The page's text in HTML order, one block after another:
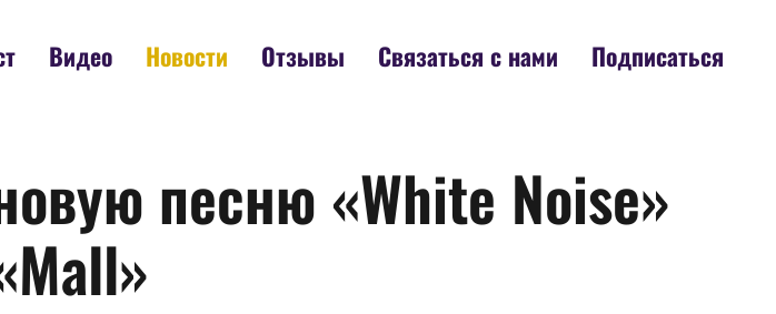
Видео Новости Отзывы Связаться с нами Подписаться
песню «White Noise»